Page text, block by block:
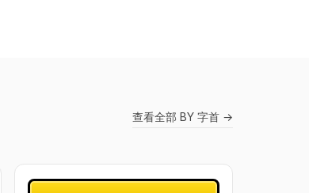
查看全部 BY 字首 →